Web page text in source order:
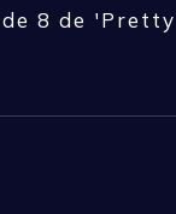
8 de